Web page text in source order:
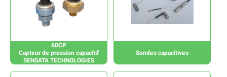
60CP
Capteur de pression capacitif
SENSATA TECHNOLOGIES
Sondes capacitives